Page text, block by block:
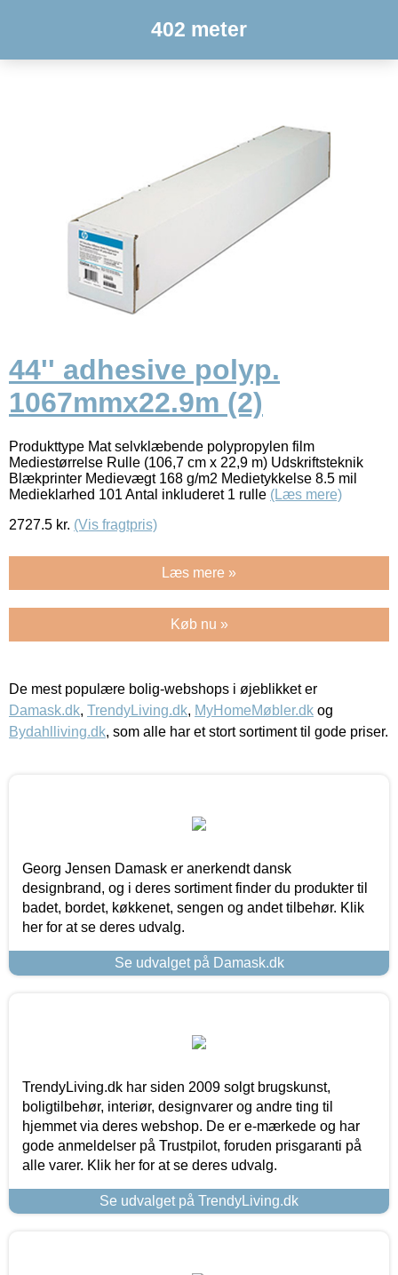
402 meter
44'' adhesive polyp.
1067mmx22.9m (2)
Produkttype Mat selvklæbende polypropylen film
Mediestørrelse Rulle (106,7 cm x 22,9 m) Udskriftsteknik
Blækprinter Medievægt 168 g/m2 Medietykkelse 8.5 mil
Medieklarhed 101 Antal inkluderet 1 rulle (Læs mere)
2727.5 kr. (Vis fragtpris)
Læs mere »
Køb nu »
De mest populære bolig-webshops i øjeblikket er
Damask.dk, TrendyLiving.dk, MyHomeMøbler.dk og
Bydahlliving.dk, som alle har et stort sortiment til gode priser.
Georg Jensen Damask er anerkendt dansk
designbrand, og i deres sortiment finder du produkter til
badet, bordet, køkkenet, sengen og andet tilbehør. Klik
her for at se deres udvalg.
Se udvalget på Damask.dk
TrendyLiving.dk har siden 2009 solgt brugskunst,
boligtilbehør, interiør, designvarer og andre ting til
hjemmet via deres webshop. De er e-mærkede og har
gode anmeldelser på Trustpilot, foruden prisgaranti på
alle varer. Klik her for at se deres udvalg.
Se udvalget på TrendyLiving.dk